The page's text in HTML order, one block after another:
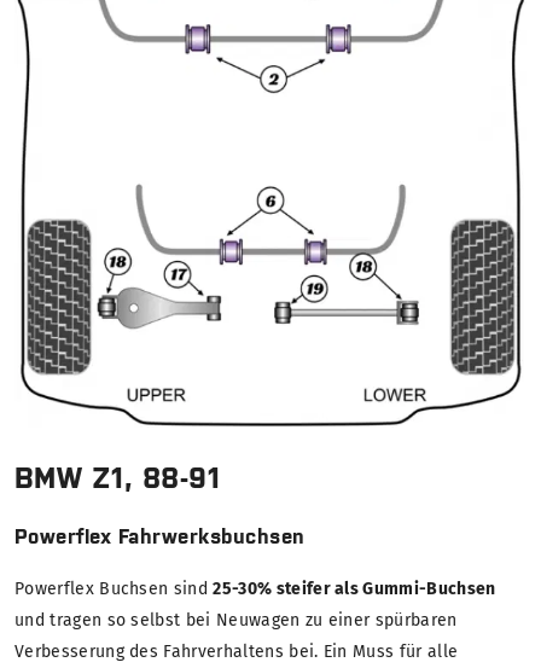
BMW Z1, 88-91
Powerflex Fahrwerksbuchsen
Powerflex Buchsen sind25-30% steifer als Gummi-Buchsen
und tragen so selbst bei Neuwagen zu einer spürbaren
Verbesserung des Fahrverhaltens bei. Ein Muss für alle